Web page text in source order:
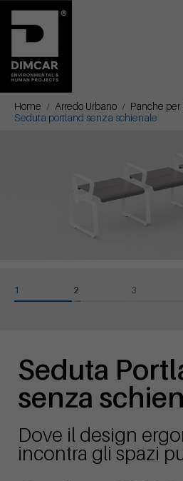
Home Arredo Urbano
Panche per
Seduta portland senza schienale
Seduta
senza
Dove il design
incontra gli spazi